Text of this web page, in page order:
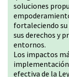
soluciones
fortaleciendo su
sus derechos y
entornos.
Los impactos
efectiva de la